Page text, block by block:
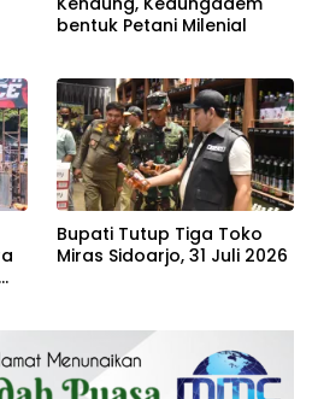
bentuk Petani Milenial
Bupati Tutup Tiga Toko
Miras Sidoarjo, 31 Juli 2026